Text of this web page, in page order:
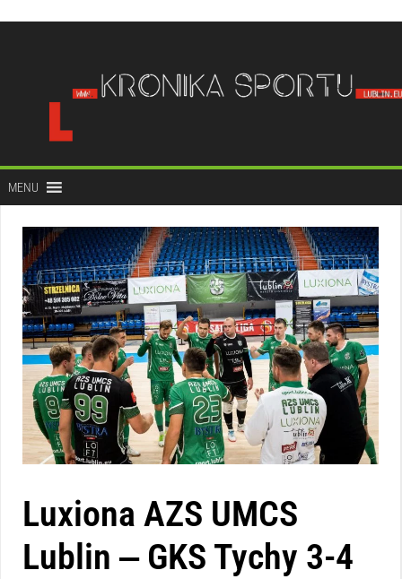
treści
MENU
Luxiona AZS UMCS
Lublin ‒ GKS Tychy 3-4